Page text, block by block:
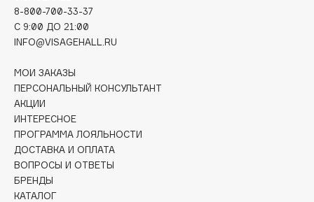
Deonica
Dessange
Dior
Divage
Dolce & Gabbana
Dolomit
DP Daily Perfection
Dr. Vranjes Firenze
Dr.Althea
8-800-700-33-37
C 9:00 ДО 21:00
INFO@VISAGEHALL.RU
МОИ ЗАКАЗЫ
ПЕРСОНАЛЬНЫЙ КОНСУЛЬТАНТ
АКЦИИ
ИНТЕРЕСНОЕ
ПРОГРАММА ЛОЯЛЬНОСТИ
ДОСТАВКА И ОПЛАТА
ВОПРОСЫ И ОТВЕТЫ
БРЕНДЫ
КАТАЛОГ